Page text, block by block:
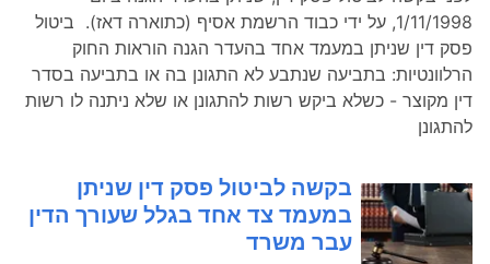
1/11/1998, על ידי כבוד הרשמת אסיף (כתוארה דאז). ביטול
פסק דין שניתן במעמד אחד בהעדר הגנה הוראות החוק
הרלוונטיות: בתביעה שנתבע לא התגונן בה או בתביעה בסדר
דין מקוצר - כשלא ביקש רשות להתגונן או שלא ניתנה לו רשות
להתגונן
בקשה לביטול פסק דין שניתן
במעמד צד אחד בגלל שעורך הדין
עבר משרד